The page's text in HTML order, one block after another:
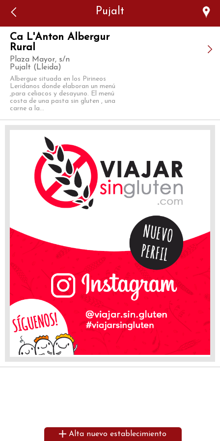
Pujalt
Ca L'Anton Albergur
Rural
Plaza Mayor, s/n
Pujalt (Lleida)
Albergue situada en los Pirineos
Leridanos donde elaboran un menú
,para celiacos y desayuno. El menú
costa de una pasta sin gluten , una
carne a la...
Alta nuevo establecimiento
Error: The domain WWW.VIAJARSINGLUTEN.COM is not
authorized to show the cookie declaration for domain group
ID 546ddaab-b478-4440-aa8a-3b0205284212. Please add it to
the domain group in the Cookiebot Manager to authorize
the domain.